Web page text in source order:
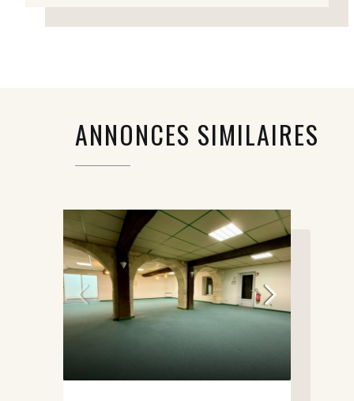
ANNONCES SIMILAIRES